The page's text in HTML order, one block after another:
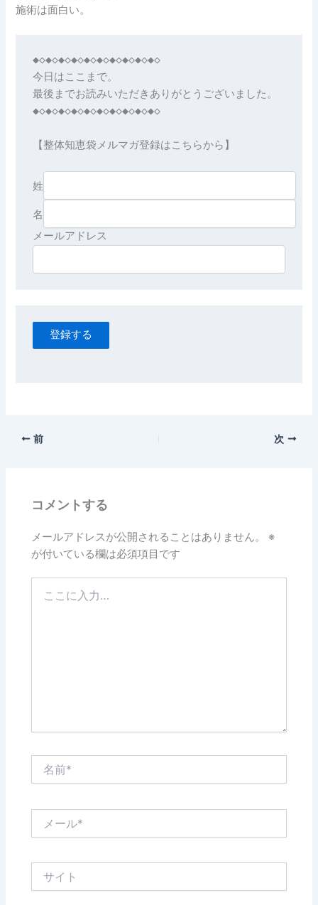
施術は面白い。
◆◇◆◇◆◇◆◇◆◇◆◇◆◇◆◇◆◇◆◇
今日はここまで。
最後までお読みいただきありがとうございました。
◆◇◆◇◆◇◆◇◆◇◆◇◆◇◆◇◆◇◆◇
【整体知恵袋メルマガ登録はこちらから】
姓
名
登録する
前 次
コメントする
メールアドレスが公開されることはありません。
※
が付いている欄は必須項目です